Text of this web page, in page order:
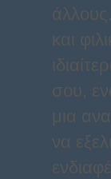
και
σου,
μια
να